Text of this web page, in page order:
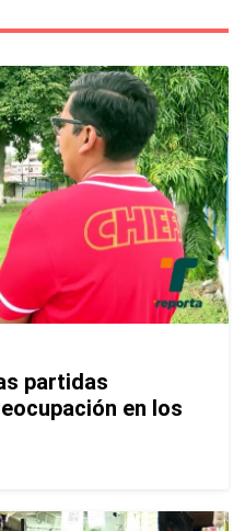
partidas
en los